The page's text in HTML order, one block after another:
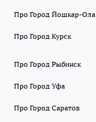
Про Город Йошкар-Ола
Про Город Курск
Про Город Рыбинск
Про Город Уфа
Про Город Саратов